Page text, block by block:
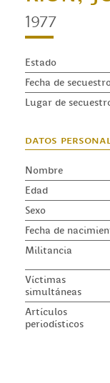
1977
Estado
Fecha de
Lugar de
datos
Nombre
Edad
Sexo
Fecha de
Militancia
Víctimas
simultáneas
Artículos
periodísticos